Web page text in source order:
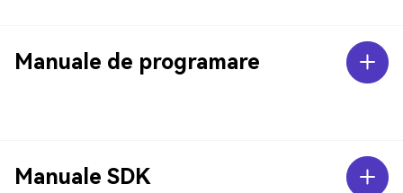
Manuale de programare
Manuale SDK